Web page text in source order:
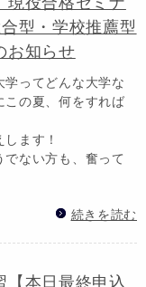
型・学校推薦型
お知らせ
学ってどんな大学な
この夏、何をすれば
ます！
でない方も、奮って
続きを読む
【本日最終申込